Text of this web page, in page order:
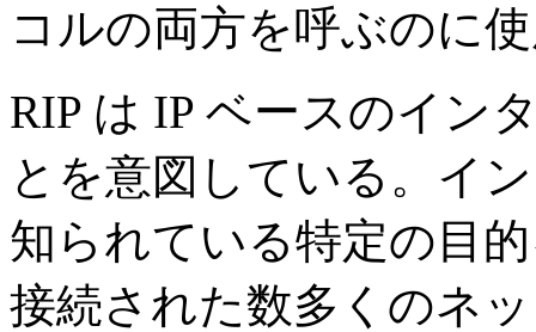
コルの両方を呼ぶのに
RIP は IP ベースのイン
とを意図している。イ
知られている特定の目
接続された数多くのネ